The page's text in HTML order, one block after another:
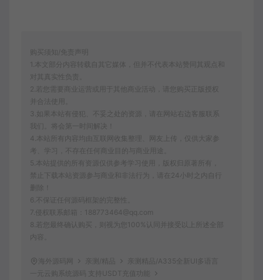
购买须知/免责声明
1.本文部分内容转载自其它媒体，但并不代表本站赞同其观点和
对其真实性负责。
2.若您需要商业运营或用于其他商业活动，请您购买正版授权
并合法使用。
3.如果本站有侵犯、不妥之处的资源，请在网站右边客服联系
我们。将会第一时间解决！
4.本站所有内容均由互联网收集整理、网友上传，仅供大家参
考、学习，不存在任何商业目的与商业用途。
5.本站提供的所有资源仅供参考学习使用，版权归原著所有，
禁止下载本站资源参与商业和非法行为，请在24小时之内自行
删除！
6.不保证任何源码框架的完整性。
7.侵权联系邮箱：188773464@qq.com
8.若您最终确认购买，则视为您100%认同并接受以上所述全部
内容。
海外源码网 亲测/精品
亲测精品/A335全新UI多语言
一元云购系统源码 支持USDT充值功能